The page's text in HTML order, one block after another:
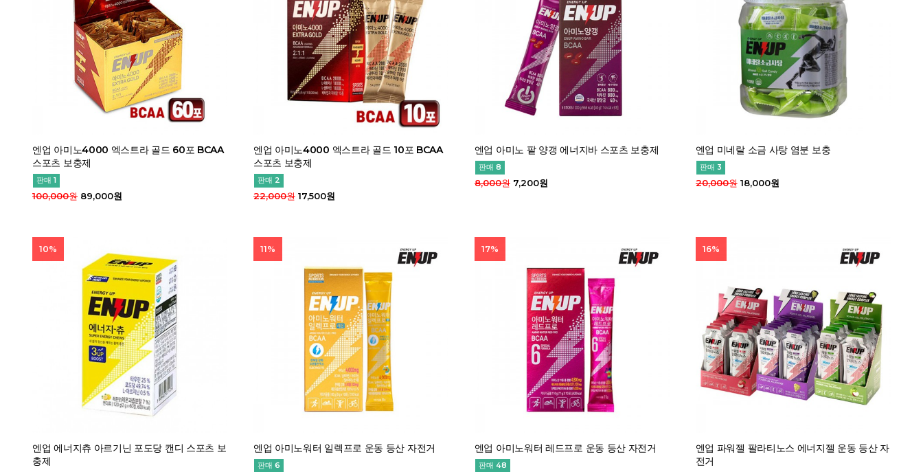
엔업 아미노4000 엑스트라 골드 60포 BCAA
스포츠 보충제
판매 1
100,000원 89,000원
엔업 아미노4000 엑스트라 골드 10포 BCAA
스포츠 보충제
판매 2
22,000원17,500원
엔업 아미노 팥 양갱 에너지바 스포츠 보충제
판매 8
8,000원7,200원
엔업 미네랄 소금 사탕 염분 보충
판매 3
20,000원18,000원
엔업 에너지츄 아르기닌 포도당 캔디 스포츠 보
충제
10%
엔업 아미노워터 일렉프로 운동 등산 자전거
판매 6
11%
엔업 아미노워터 레드프로 운동 등산 자전거
판매 48
17%
엔업 파워젤 팔라티노스 에너지젤 운동 등산 자
전거
16%